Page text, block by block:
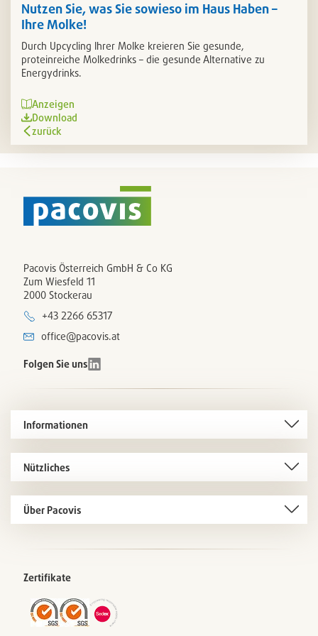
Nutzen Sie, was Sie sowieso im Haus Haben –
Ihre Molke!
Durch Upcycling Ihrer Molke kreieren Sie gesunde,
proteinreiche Molkedrinks – die gesunde Alternative zu
Energydrinks.
Anzeigen
Download
zurück
Pacovis Österreich GmbH & Co KG
Zum Wiesfeld 11
2000 Stockerau
+43 2266 65317
office@pacovis.at
Folgen Sie uns
Informationen
Nützliches
Über Pacovis
Zertifikate